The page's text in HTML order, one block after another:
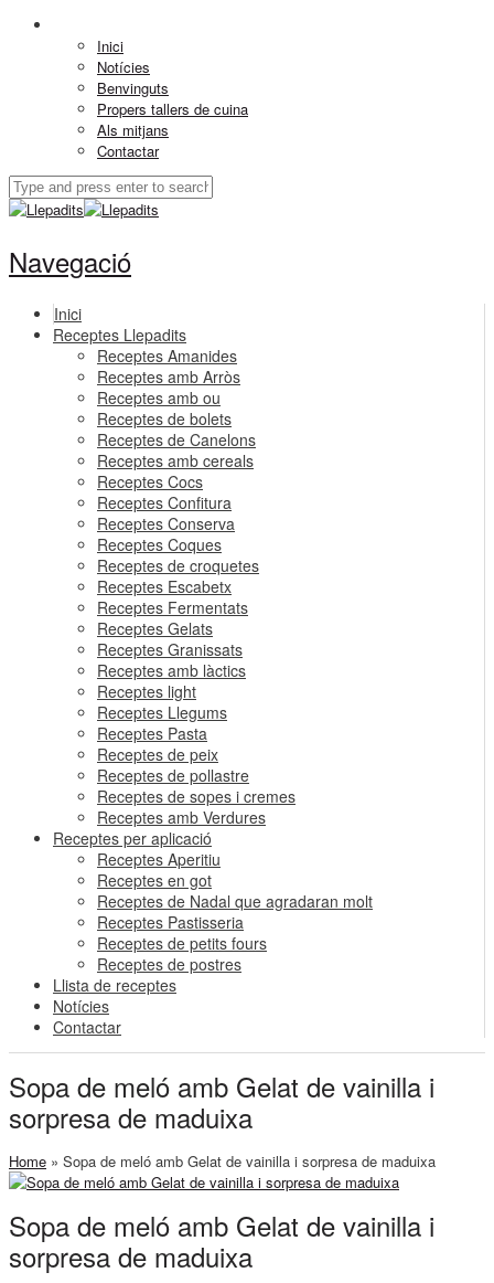
Inici
Notícies
Benvinguts
Propers tallers de cuina
Als mitjans
Contactar
Navegació
Inici
Receptes Llepadits
Receptes Amanides
Receptes amb Arròs
Receptes amb ou
Receptes de bolets
Receptes de Canelons
Receptes amb cereals
Receptes Cocs
Receptes Confitura
Receptes Conserva
Receptes Coques
Receptes de croquetes
Receptes Escabetx
Receptes Fermentats
Receptes Gelats
Receptes Granissats
Receptes amb làctics
Receptes light
Receptes Llegums
Receptes Pasta
Receptes de peix
Receptes de pollastre
Receptes de sopes i cremes
Receptes amb Verdures
Receptes per aplicació
Receptes Aperitiu
Receptes en got
Receptes de Nadal que agradaran molt
Receptes Pastisseria
Receptes de petits fours
Receptes de postres
Llista de receptes
Notícies
Contactar
Sopa de meló amb Gelat de vainilla i
sorpresa de maduixa
Home » Sopa de meló amb Gelat de vainilla i sorpresa de maduixa
Sopa de meló amb Gelat de vainilla i
sorpresa de maduixa